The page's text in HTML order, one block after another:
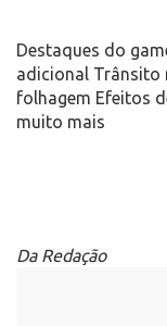
Destaques do
adicional Trânsito
folhagem Efeitos
muito mais
Da Redação